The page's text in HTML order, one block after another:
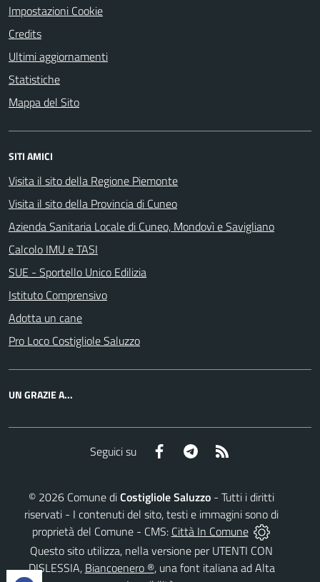
Impostazioni Cookie
Credits
Ultimi aggiornamenti
Statistiche
Mappa del Sito
SITI AMICI
Visita il sito della Regione Piemonte
Visita il sito della Provincia di Cuneo
Azienda Sanitaria Locale di Cuneo, Mondovì e Savigliano
Calcolo IMU e TASI
SUE - Sportello Unico Edilizia
Istituto Comprensivo
Adotta un cane
Pro Loco Costigliole Saluzzo
UN GRAZIE A...
Seguici su Facebook Telegram
© 2026 Comune diCostigliole Saluzzo - Tutti i diritti
riservati - I contenuti del sito, testi e immagini sono di
proprietà del Comune - CMS: Città In Comune
Questo sito utilizza, nella versione per UTENTI CON
DISLESSIA, Biancoenero ®, una font italiana ad Alta